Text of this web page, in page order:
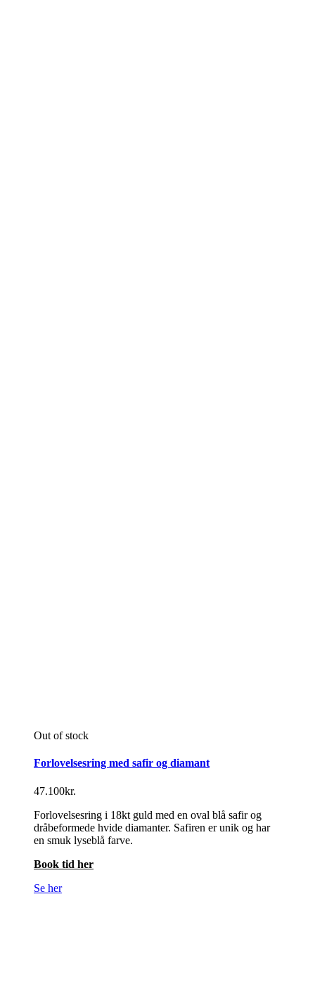
Out of stock
Forlovelsesring med safir og diamant
47.100kr.
Forlovelsesring i 18kt guld med en oval blå safir og
dråbeformede hvide diamanter. Safiren er unik og har
en smuk lyseblå farve.
Book tid her
Se her